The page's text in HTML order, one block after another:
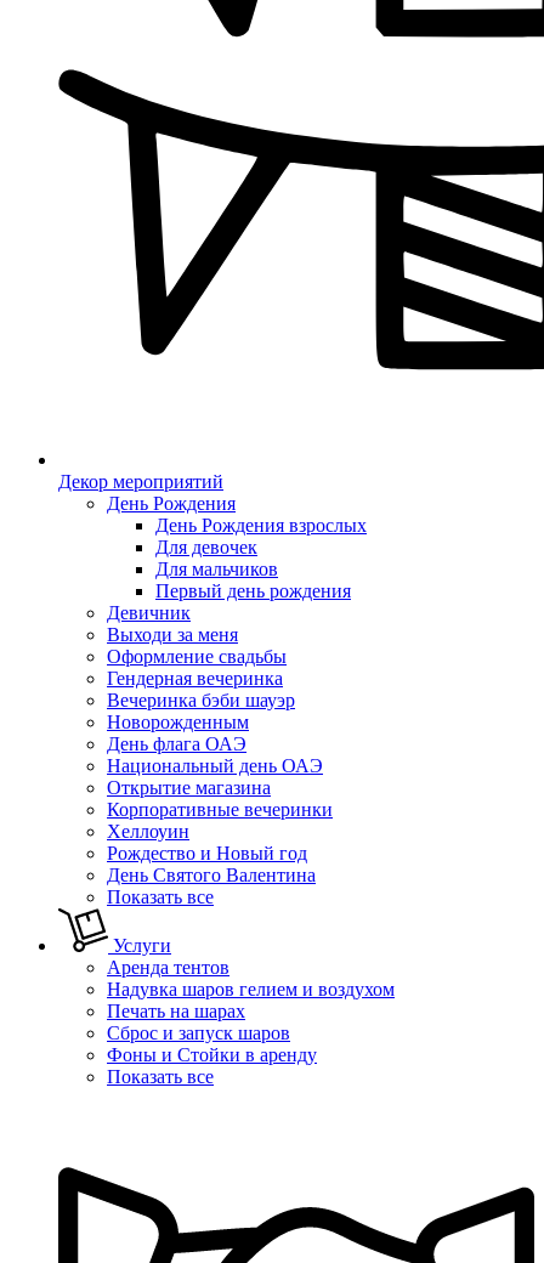
Декор мероприятий
День Рождения
День Рождения взрослых
Для девочек
Для мальчиков
Первый день рождения
Девичник
Выходи за меня
Оформление свадьбы
Гендерная вечеринка
Вечеринка бэби шауэр
Новорожденным
День флага ОАЭ
Национальный день ОАЭ
Открытие магазина
Корпоративные вечеринки
Хеллоуин
Рождество и Новый год
День Святого Валентина
Показать все
Услуги
Аренда тентов
Надувка шаров гелием и воздухом
Печать на шарах
Сброс и запуск шаров
Фоны и Стойки в аренду
Показать все